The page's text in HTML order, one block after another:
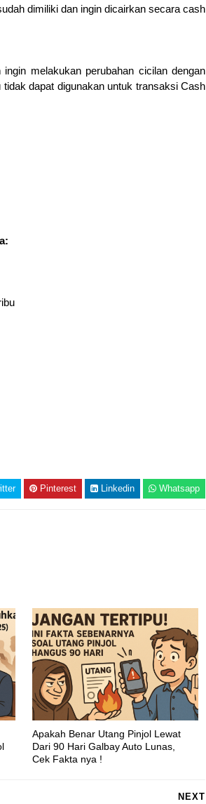
dimiliki dan ingin dicairkan secara cash
melakukan perubahan cicilan dengan
dapat digunakan untuk transaksi Cash
Pinterest Linkedin Whatsapp
Apakah Benar Utang Pinjol Lewat
Dari 90 Hari Galbay Auto Lunas,
Cek Fakta nya !
NEXT